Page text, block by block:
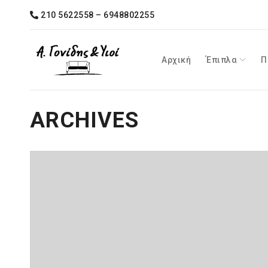
210 5622558 – 6948802255
Αρχική Έπιπλα
ARCHIVES